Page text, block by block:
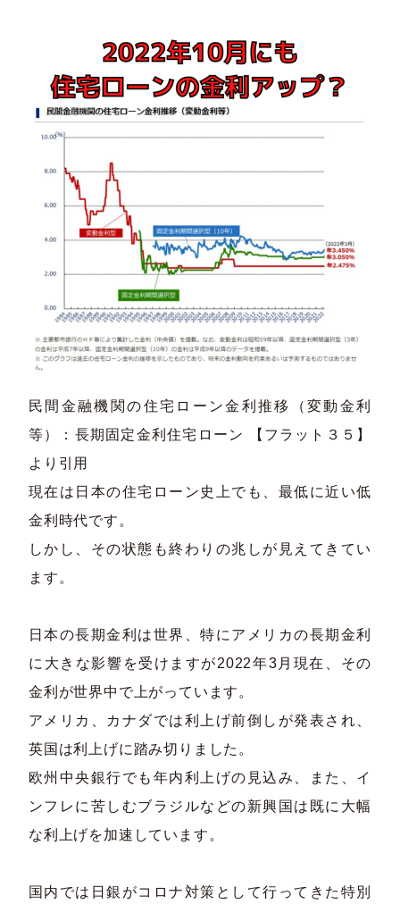
民間金融機関の住宅ローン金利推移（変動金利
等）：長期固定金利住宅ローン 【フラット３５】
より引用​
現在は日本の住宅ローン史上でも、最低に近い低
金利時代です。​
しかし、その状態も終わりの兆しが見えてきてい
ます。​
日本の長期金利は世界、特にアメリカの長期金利
に大きな影響を受けますが2022年3月現在、その
金利が世界中で上がっています。​
アメリカ、カナダでは利上げ前倒しが発表され、
英国は利上げに踏み切りました。​
欧州中央銀行でも年内利上げの見込み、また、イ
ンフレに苦しむブラジルなどの新興国は既に大幅
な利上げを加速しています。​
国内では日銀がコロナ対策として行ってきた特別